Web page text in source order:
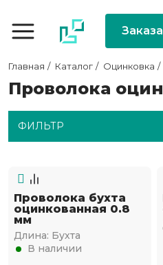
Главная Каталог Оцинковка
Проволока
ФИЛЬТР
Проволока бухта
оцинкованная 0.8
мм
Длина: Бухта
В наличии